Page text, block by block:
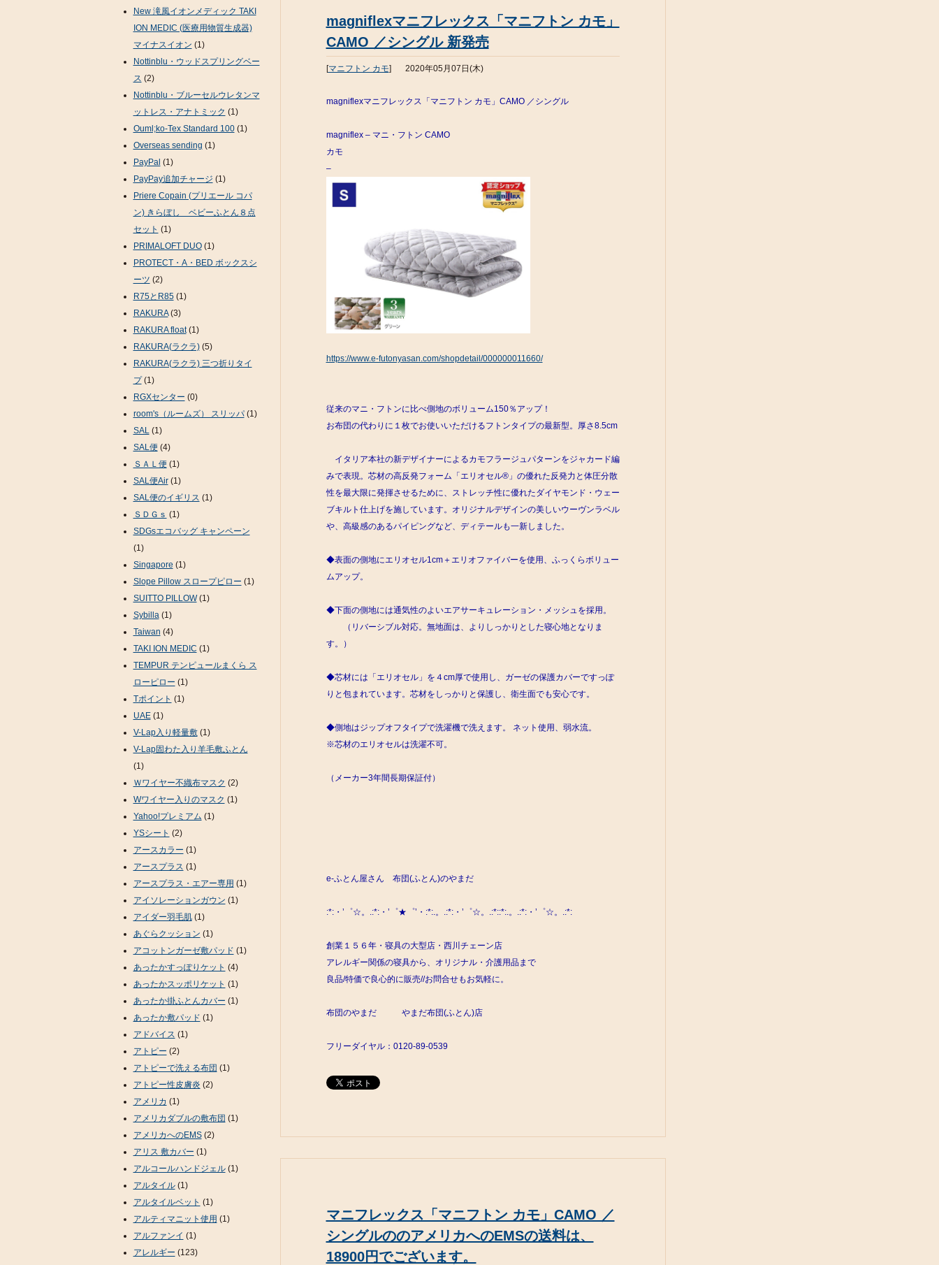
magniflexマニフレックス「マニフトン カモ」
CAMO ／シングル 新発売
[マニフトン カモ] 2020年05月07日(木)
magniflexマニフレックス「マニフトン カモ」CAMO ／シングル
magniflex – マニ・フトン CAMO
カモ
–
https://www.e-futonyasan.com/shopdetail/000000011660/
従来のマニ・フトンに比べ側地のボリューム150％アップ！
お布団の代わりに１枚でお使いいただけるフトンタイプの最新型。厚さ8.5cm
イタリア本社の新デザイナーによるカモフラージュパターンをジャカード編
みで表現。芯材の高反発フォーム「エリオセル®」の優れた反発力と体圧分散
性を最大限に発揮させるために、ストレッチ性に優れたダイヤモンド・ウェー
ブキルト仕上げを施しています。オリジナルデザインの美しいウーヴンラベル
や、高級感のあるパイピングなど、ディテールも一新しました。
◆表面の側地にエリオセル1cm＋エリオファイバーを使用、ふっくらボリュー
ムアップ。
◆下面の側地には通気性のよいエアサーキュレーション・メッシュを採用。
（リバーシブル対応。無地面は、よりしっかりとした寝心地となりま
す。）
◆芯材には「エリオセル」を４cm厚で使用し、ガーゼの保護カバーですっぽ
りと包まれています。芯材をしっかりと保護し、衛生面でも安心です。
◆側地はジップオフタイプで洗濯機で洗えます。 ネット使用、弱水流。
※芯材のエリオセルは洗濯不可。
（メーカー3年間長期保証付）
e-ふとん屋さん 布団(ふとん)のやまだ
:*:・’゜☆。.:*:・’゜★゜’・:*:.。.:*:・’゜☆。.:*::*:.。.:*:・’゜☆。.:*:
創業１５６年・寝具の大型店・西川チェーン店
アレルギー関係の寝具から、オリジナル・介護用品まで
良品/特価で良心的に販売//お問合せもお気軽に。
布団のやまだ やまだ布団(ふとん)店
フリーダイヤル：0120-89-0539
マニフレックス「マニフトン カモ」CAMO ／
シングルののアメリカへのEMSの送料は、
18900円でございます。
New 滝風イオンメディック TAKI
ION MEDIC (医療用物質生成器)
マイナスイオン (1)
Nottinblu・ウッドスプリングベー
ス (2)
Nottinblu・ブルーセルウレタンマ
ットレス・アナトミック (1)
Ouml;ko-Tex Standard 100(1)
Overseas sending (1)
PayPal (1)
PayPay追加チャージ (1)
Priere Copain (プリエール コパ
ン) きらぼし ベビーふとん８点
セット (1)
PRIMALOFT DUO(1)
PROTECT・A・BED ボックスシ
ーツ (2)
R75とR85(1)
RAKURA(3)
RAKURA float(1)
RAKURA(ラクラ)(5)
RAKURA(ラクラ) 三つ折りタイ
プ(1)
RGXセンター (0)
room's（ルームズ） スリッパ(1)
SAL(1)
SAL便(4)
ＳＡＬ便(1)
SAL便Air(1)
SAL便のイギリス (1)
ＳＤＧｓ (1)
SDGsエコバッグ キャンペーン
(1)
Singapore (1)
Slope Pillow スロープピロー (1)
SUITTO PILLOW(1)
Sybilla(1)
Taiwan (4)
TAKI ION MEDIC (1)
TEMPUR テンピュールまくら ス
ローピロー (1)
Tポイント (1)
UAE(1)
V-Lap入り軽量敷(1)
V-Lap固わた入り羊毛敷ふとん
(1)
Ｗワイヤー不織布マスク (2)
Wワイヤー入りのマスク (1)
Yahoo!プレミアム (1)
YSシート (2)
アースカラー (1)
アースプラス (1)
アースプラス・エアー専用 (1)
アイソレーションガウン (1)
アイダー羽毛肌(1)
あぐらクッション (1)
アコットンガーゼ敷パッド (1)
あったかすっぽりケット (4)
あったかスッポリケット (1)
あったか掛ふとんカバー (1)
あったか敷パッド (1)
アドバイス (1)
アトピー (2)
アトピーで洗える布団 (1)
アトピー性皮膚炎 (2)
アメリカ (1)
アメリカダブルの敷布団 (1)
アメリカへのEMS(2)
アリス 敷カバー (1)
アルコールハンドジェル(1)
アルタイル(1)
アルタイルベット (1)
アルティマニット使用 (1)
アルファンイ (1)
アレルギー (123)